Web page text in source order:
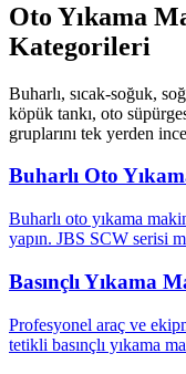
Oto Yıkama
Kategorileri
Buharlı, sıcak-soğuk,
köpük tankı, oto
gruplarını tek yerden
Buharlı Oto
Buharlı oto yıkama
yapın. JBS SCW serisi
Basınçlı Yıkama
Profesyonel araç ve
tetikli basınçlı yıkama